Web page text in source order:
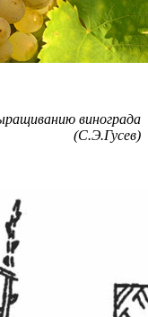
винограда
(С.Э.Гусев)